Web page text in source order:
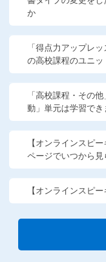
か
「得点力アップレ
の高校課程のユニ
「高校課程・その
動」単元は学習でき
【オンラインスピ
ページでいつから見
【オンラインスピ